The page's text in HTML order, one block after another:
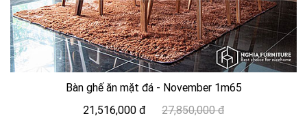
Bàn ghế ăn mặt đá - November 1m65
21,516,000 đ
27,850,000 đ